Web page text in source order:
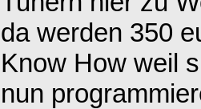
in
nachfolgenden
Felder
Deinen
Benutzernamen
Kennwort
ein,
da werden 350
Know How weil
nun